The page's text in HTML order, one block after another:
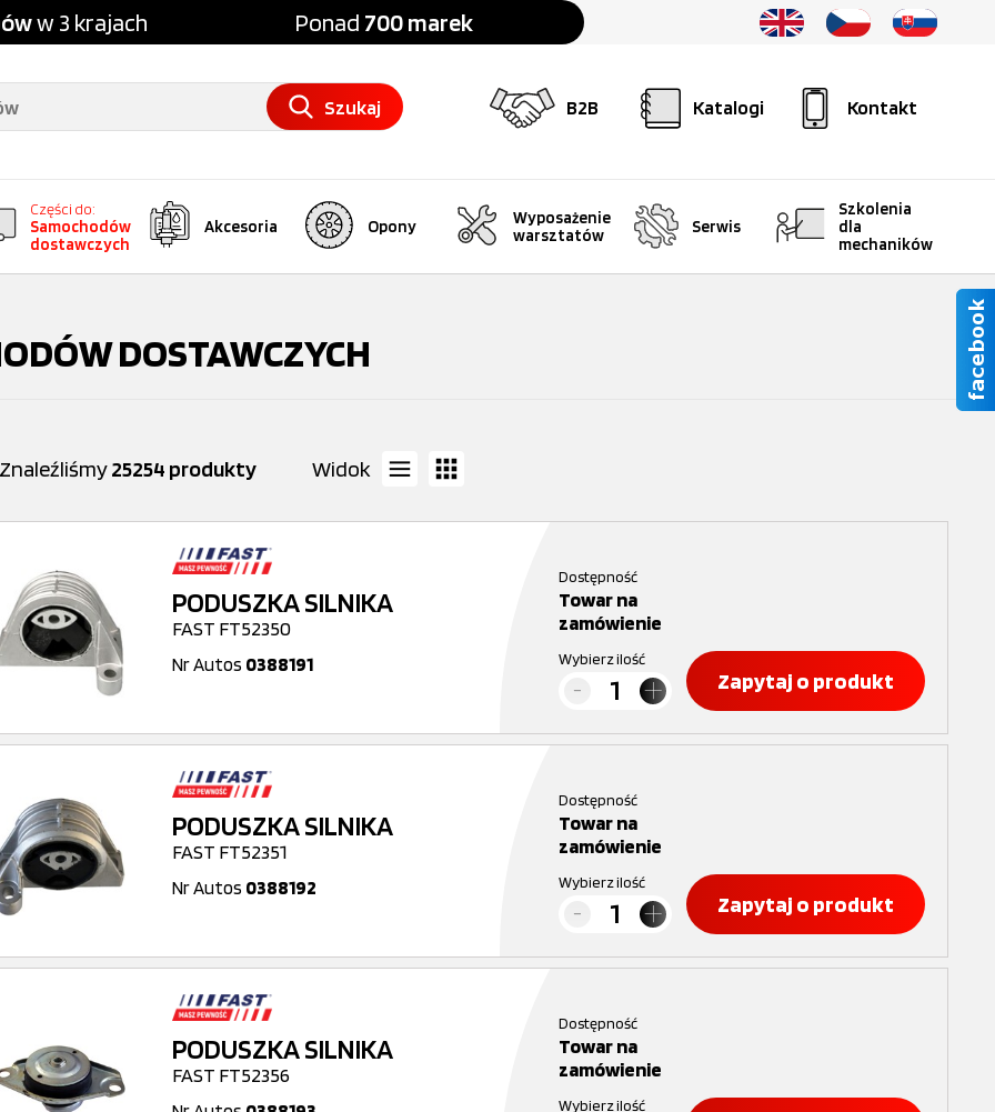
w 3 krajach Ponad 700 marek
B2B Katalogi Kontakt
Szukaj
Części do:
Samochodów
dostawczych
Akcesoria Opony
Wyposażenie
warsztatów
Serwis
Szkolenia
dla
mechaników
DOSTAWCZYCH
Znaleźliśmy25254 produkty Widok
PODUSZKA SILNIKA
FAST FT52350
Nr Autos 0388191
Dostępność
Towar na
zamówienie
Wybierz ilość
Zapytaj o produkt
PODUSZKA SILNIKA
FAST FT52351
Nr Autos 0388192
Dostępność
Towar na
zamówienie
Wybierz ilość
Zapytaj o produkt
PODUSZKA SILNIKA
FAST FT52356
Dostępność
Towar na
zamówienie
Wybierz ilość